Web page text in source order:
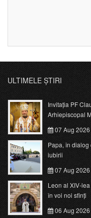
ULTIMELE ȘTIRI
Invitația PF
Arhiepiscopal
07 Aug 2026
Papa, în dialog
iubirii
07 Aug 2026
Leon al XIV-
în voi noi sfinți
06 Aug 2026